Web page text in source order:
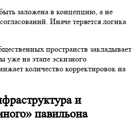
заложена в концепцию, а не
Иначе теряется логика
пространств закладывает
уже на этапе эскизного
количество корректировок на
и
павильона